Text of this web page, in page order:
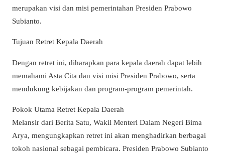
merupakan visi dan misi pemerintahan Presiden Prabowo
Subianto.
Tujuan Retret Kepala Daerah
Dengan retret ini, diharapkan para kepala daerah dapat lebih
memahami Asta Cita dan visi misi Presiden Prabowo, serta
mendukung kebijakan dan program-program pemerintah.
Pokok Utama Retret Kepala Daerah
Melansir dari Berita Satu, Wakil Menteri Dalam Negeri Bima
Arya, mengungkapkan retret ini akan menghadirkan berbagai
tokoh nasional sebagai pembicara. Presiden Prabowo Subianto